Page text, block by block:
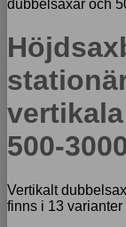
500-
Vertikalt
finns i 13 varianter